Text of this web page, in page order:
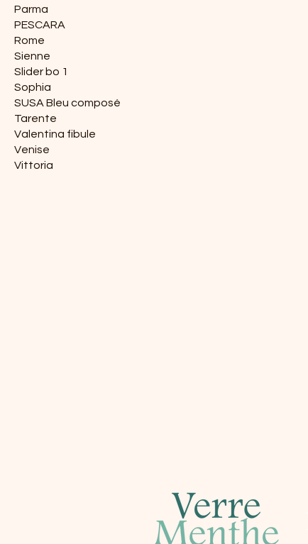
Parma
PESCARA
Rome
Sienne
Slider bo 1
Sophia
SUSA Bleu composé
Tarente
Valentina fibule
Venise
Vittoria